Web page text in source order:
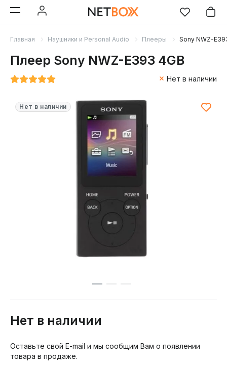
Главная Наушники и Personal Audio Плееры Sony NWZ-
Плеер Sony NWZ-E393 4GB
Нет в наличии
Нет в наличии
Нет в наличии
Оставьте свой E-mail и мы сообщим Вам о появлении
товара в продаже.